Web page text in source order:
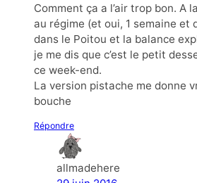
Comment ça a l’air trop bon. A
au régime (et oui, 1 semaine et
dans le Poitou et la balance
je me dis que c’est le petit
ce week-end.
La version pistache me donne
bouche
Répondre
allmadehere